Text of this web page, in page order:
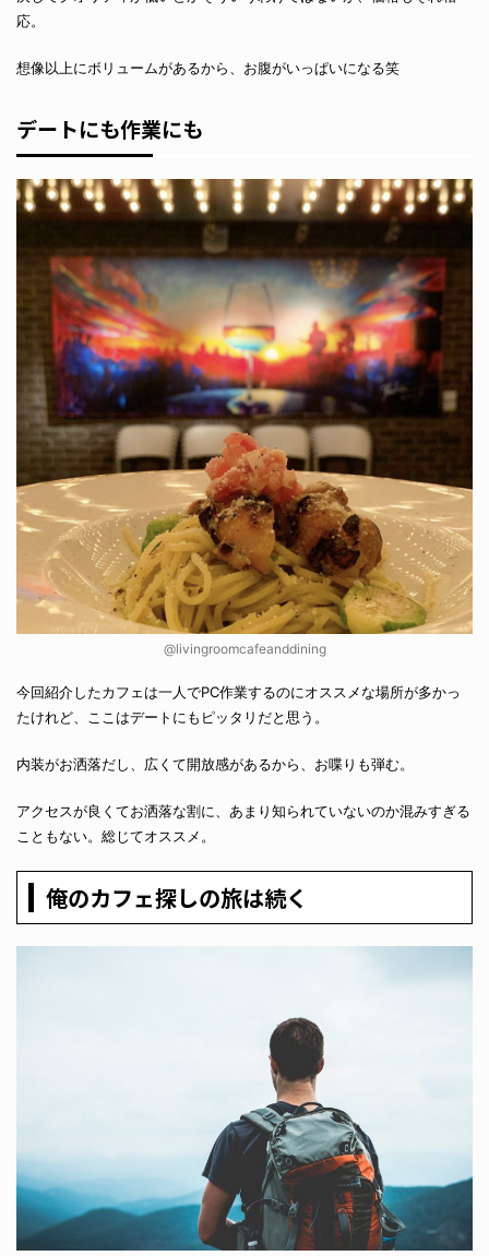
応。
想像以上にボリュームがあるから、お腹がいっぱいになる笑
デートにも作業にも
@livingroomcafeanddining
今回紹介したカフェは一人でPC作業するのにオススメな場所が多かっ
たけれど、ここはデートにもピッタリだと思う。
内装がお洒落だし、広くて開放感があるから、お喋りも弾む。
アクセスが良くてお洒落な割に、あまり知られていないのか混みすぎる
こともない。総じてオススメ。
俺のカフェ探しの旅は続く